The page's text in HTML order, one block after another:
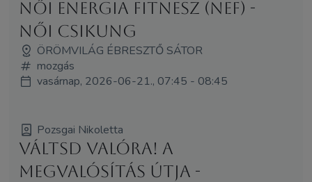
Női Energia Fitnesz (NEF) -
Női Csikung
ÖRÖMVILÁG ÉBRESZTŐ SÁTOR
mozgás
vasárnap, 2026-06-21., 07:45 - 08:45
Pozsgai Nikoletta
Váltsd Valóra! A
megvalósítás útja -